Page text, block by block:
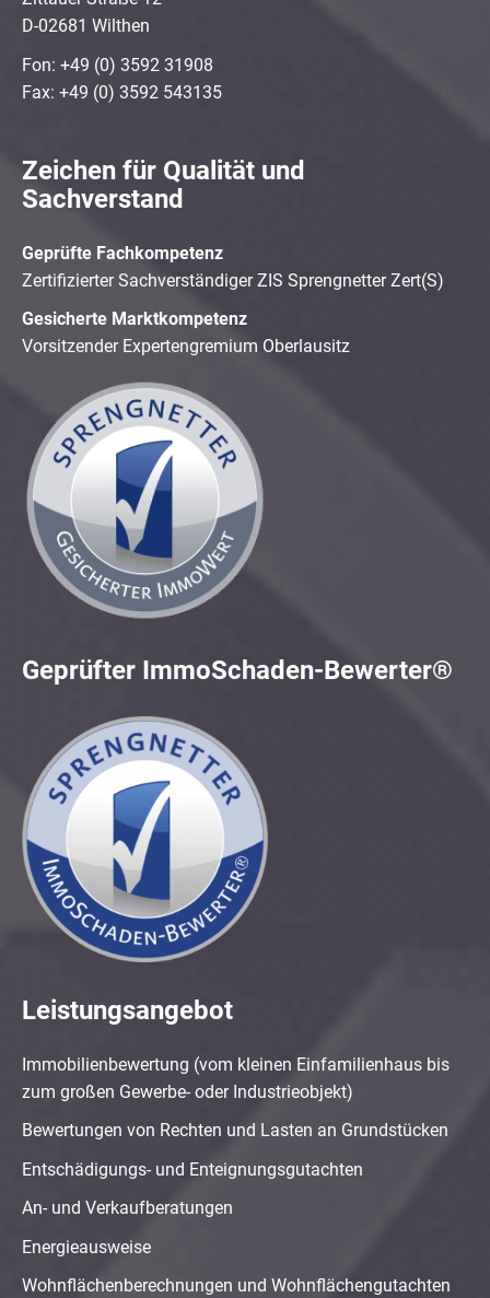
D-02681 Wilthen
Fon: +49 (0) 3592 31908
Fax: +49 (0) 3592 543135
Zeichen für Qualität und
Sachverstand
Geprüfte Fachkompetenz
Zertifizierter Sachverständiger ZIS Sprengnetter Zert(S)
Gesicherte Marktkompetenz
Vorsitzender Expertengremium Oberlausitz
Geprüfter ImmoSchaden-Bewerter®
Leistungsangebot
Immobilienbewertung (vom kleinen Einfamilienhaus bis
zum großen Gewerbe- oder Industrieobjekt)
Bewertungen von Rechten und Lasten an Grundstücken
Entschädigungs- und Enteignungsgutachten
An- und Verkaufberatungen
Energieausweise
Wohnflächenberechnungen und Wohnflächengutachten